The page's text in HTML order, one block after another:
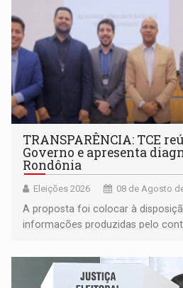
TRANSPARÊNCIA: TCE
Governo e apresenta
Rondônia
Eleições 2026 08 de Agosto
A proposta foi colocar à
informações produzidas pelo